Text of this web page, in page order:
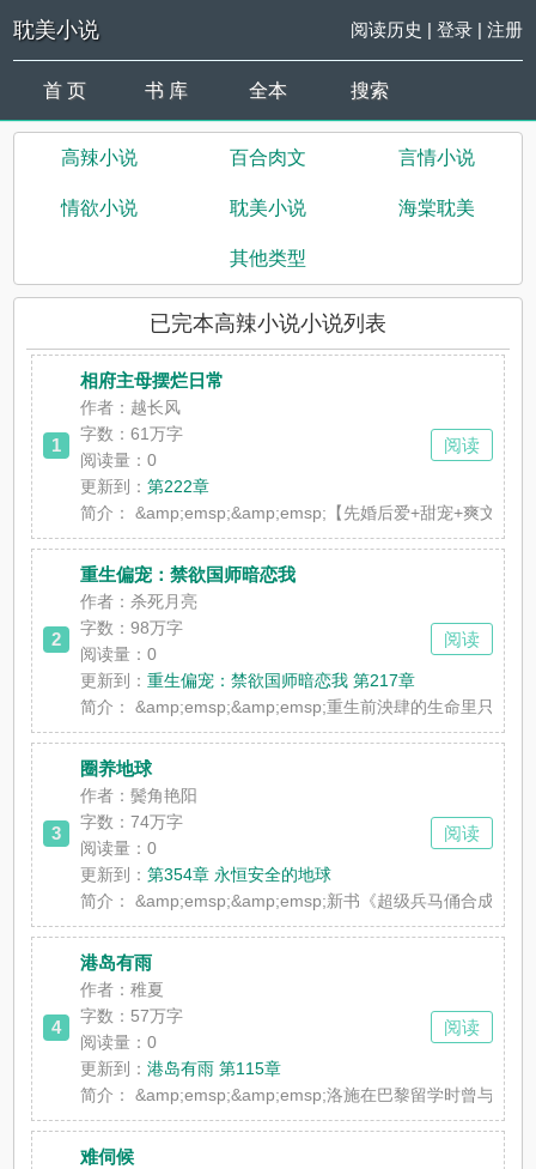
耽美小说 阅读历史 | 登录| 注册
首 页 书 库 全本 搜索
高辣小说 百合肉文 言情小说
情欲小说 耽美小说 海棠耽美
其他类型
已完本高辣小说小说列表
1
相府主母摆烂日常
作者：越长风
字数：61万字
阅读量：0
更新到：第222章
简介：
&amp;emsp;&amp;emsp;【先婚后爱+甜宠+爽文+双
阅读
2
重生偏宠：禁欲国师暗恋我
作者：杀死月亮
字数：98万字
阅读量：0
更新到：重生偏宠：禁欲国师暗恋我 第217章
简介：
&amp;emsp;&amp;emsp;重生前泱肆的生命里只有
阅读
3
圈养地球
作者：鬓角艳阳
字数：74万字
阅读量：0
更新到：第354章 永恒安全的地球
简介：
&amp;emsp;&amp;emsp;新书《超级兵马俑合成系
阅读
4
港岛有雨
作者：稚夏
字数：57万字
阅读量：0
更新到：港岛有雨 第115章
简介：
&amp;emsp;&amp;emsp;洛施在巴黎留学时曾与周
阅读
难伺候